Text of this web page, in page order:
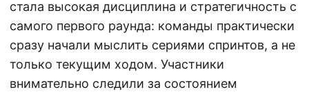
стала высокая дисциплина и стратегичность с
самого первого раунда: команды практически
сразу начали мыслить сериями спринтов, а не
только текущим ходом. Участники
внимательно следили за состоянием